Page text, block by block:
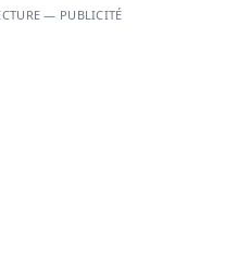
— PUBLICITÉ